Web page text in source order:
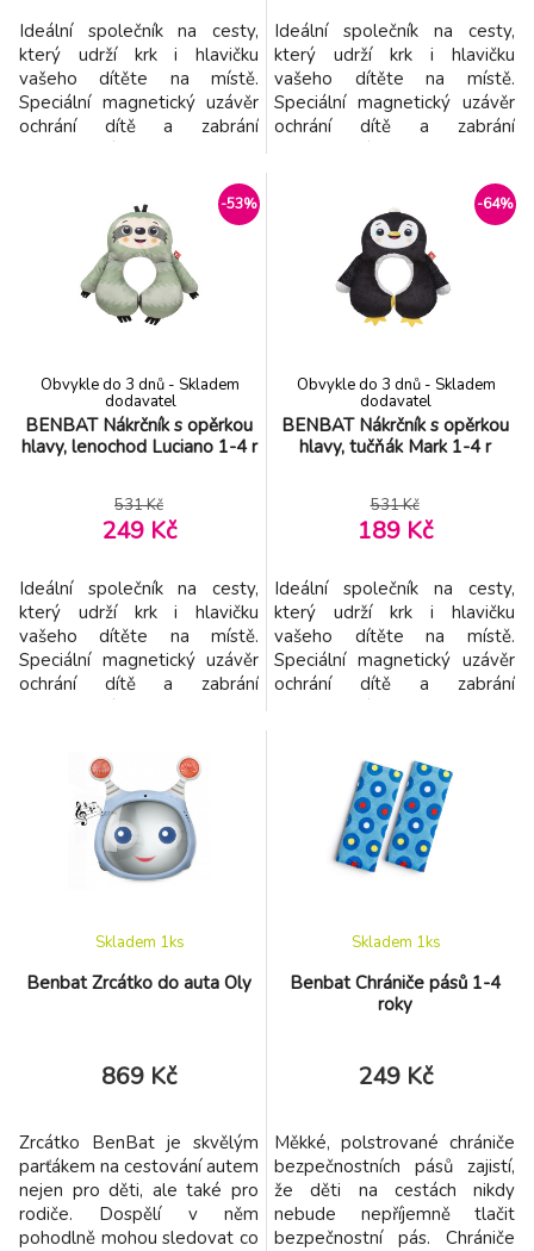
Ideální společník na cesty,
který udrží krk i hlavičku
vašeho dítěte na místě.
Speciální magnetický uzávěr
ochrání dítě a zabrání
kamarád vám pomáhá užívat
pohodlné a bezpečné cesty.
Vlastnosti: - Vhodný od 1 -4
let - Poskytuje oporu hlavy i
krku - 2v1 oboustranný
materiál na zimu a léto
Ideální společník na cesty,
který udrží krk i hlavičku
vašeho dítěte na místě.
Speciální magnetický uzávěr
ochrání dítě a zabrání
kamarád vám pomáhá užívat
pohodlné a bezpečné cesty.
Vlastnosti: - Vhodný od 1 -4
let - Poskytuje oporu hlavy i
krku - 2v1 oboustranný
materiál na zimu a léto
-53%
BENBAT Nákrčník s opěrkou
hlavy, lenochod Luciano 1-4 r
Obvykle do 3 dnů - Skladem
dodavatel
531 Kč
249 Kč
Ideální společník na cesty,
který udrží krk i hlavičku
vašeho dítěte na místě.
Speciální magnetický uzávěr
ochrání dítě a zabrání
kamarád vám pomáhá užívat
pohodlné a bezpečné cesty.
Vlastnosti: - Vhodný od 1 -4
let - Poskytuje oporu hlavy i
krku - 2v1 oboustranný
materiál na zimu a léto
-64%
BENBAT Nákrčník s opěrkou
hlavy, tučňák Mark 1-4 r
Obvykle do 3 dnů - Skladem
dodavatel
531 Kč
189 Kč
Ideální společník na cesty,
který udrží krk i hlavičku
vašeho dítěte na místě.
Speciální magnetický uzávěr
ochrání dítě a zabrání
kamarád vám pomáhá užívat
pohodlné a bezpečné cesty.
Vlastnosti: - Vhodný od 1 -4
let - Poskytuje oporu hlavy i
krku - 2v1 oboustranný
materiál na zimu a léto
Benbat Zrcátko do auta Oly
Skladem 1ks
869 Kč
Zrcátko BenBat je skvělým
parťákem na cestování autem
nejen pro děti, ale také pro
rodiče. Dospělí v něm
pohodlně mohou sledovat co
Benbat Chrániče pásů 1-4
roky
Skladem 1ks
249 Kč
Měkké, polstrované chrániče
bezpečnostních pásů zajistí,
že děti na cestách nikdy
nebude nepříjemně tlačit
bezpečnostní pás. Chrániče